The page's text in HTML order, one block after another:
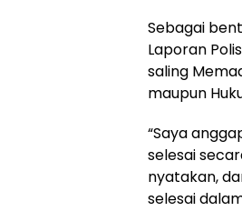
Sebagai
Laporan
saling
maupun
“Saya
selesai
nyatakan,
selesai